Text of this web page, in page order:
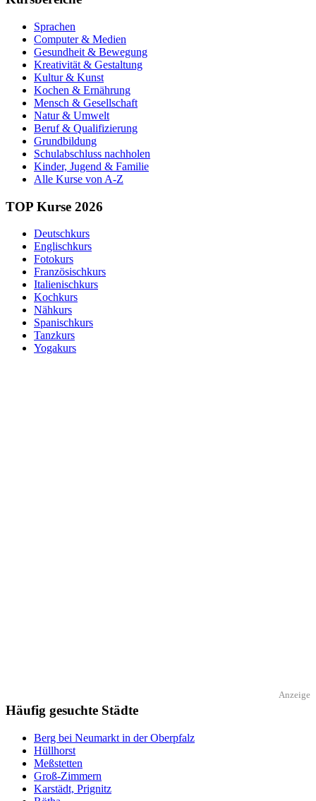
Sprachen
Computer & Medien
Gesundheit & Bewegung
Kreativität & Gestaltung
Kultur & Kunst
Kochen & Ernährung
Mensch & Gesellschaft
Natur & Umwelt
Beruf & Qualifizierung
Grundbildung
Schulabschluss nachholen
Kinder, Jugend & Familie
Alle Kurse von A-Z
TOP Kurse 2026
Deutschkurs
Englischkurs
Fotokurs
Französischkurs
Italienischkurs
Kochkurs
Nähkurs
Spanischkurs
Tanzkurs
Yogakurs
Anzeige
Häufig gesuchte Städte
Berg bei Neumarkt in der Oberpfalz
Hüllhorst
Meßstetten
Groß-Zimmern
Karstädt, Prignitz